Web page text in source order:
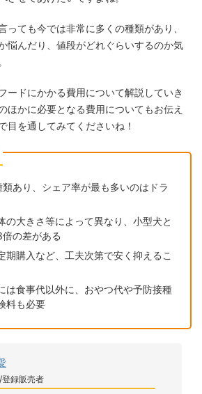
っても今では非常に多くの種類があり、
悩んだり、値段がどれぐらいするのか気
ードにかかる費用について解説していき
ほかに必要となる費用についてもお伝え
目を通してみてくださいね！
あり、シェア率が最も多いのはドラ
の大きさ等によって異なり、小型犬と
の差がある
期購入など、工夫次第で安く抑えるこ
は食事代以外に、おやつ代や予防接種
料も必要
録販売者